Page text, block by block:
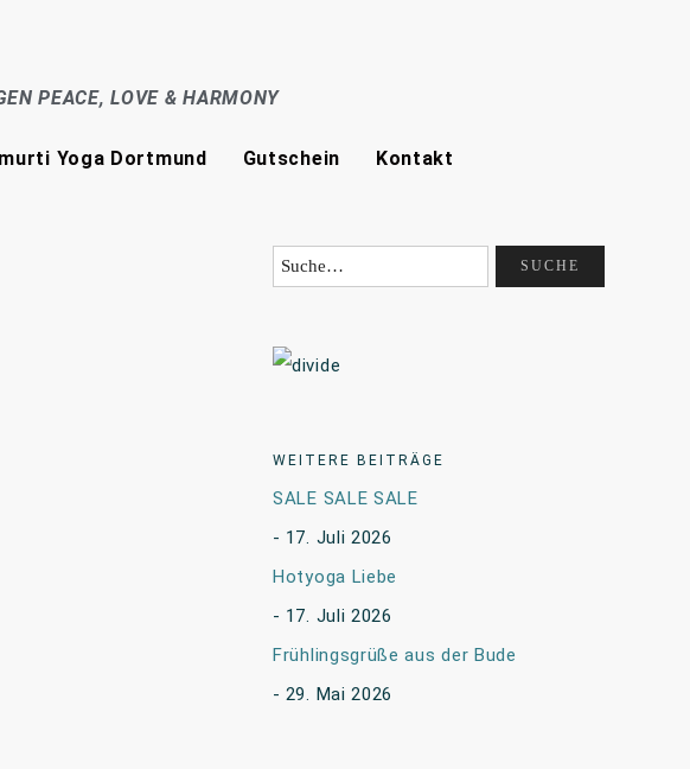
PEACE, LOVE & HARMONY
Yoga Dortmund Gutschein Kontakt
WEITERE BEITRÄGE
SALE SALE SALE
17. Juli 2026
Hotyoga Liebe
17. Juli 2026
Frühlingsgrüße aus der Bude
29. Mai 2026